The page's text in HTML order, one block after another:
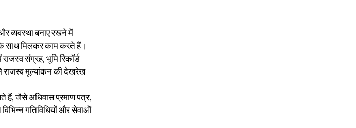
व्यवस्था बनाए रखने में
के साथ मिलकर काम करते हैं।
संग्रह, भूमि रिकॉर्ड
राजस्व मूल्यांकन की देखरेख
हैं, जैसे अधिवास प्रमाण पत्र,
गतिविधियों और सेवाओं